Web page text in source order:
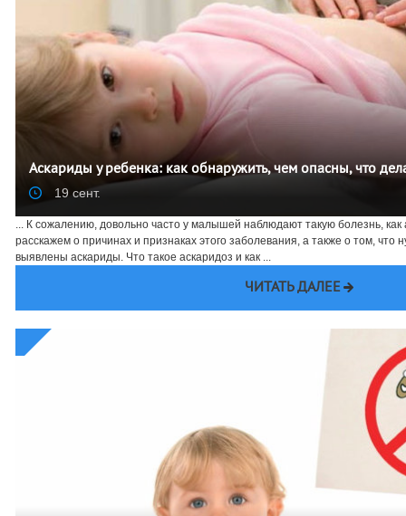
Аскариды у ребенка: как обнаружить, чем опасны, что
19 сент.
... К сожалению, довольно часто у малышей наблюдают такую болезнь,
расскажем о причинах и признаках этого заболевания, а также о том, что
выявлены аскариды. Что такое аскаридоз и как ...
ЧИТАТЬ ДАЛЕЕ